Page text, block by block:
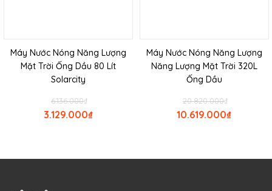
Máy Nước Nóng Năng Lượng
Mặt Trời Ống Dầu 80 Lít
Solarcity
₫
6.136.000
₫
3.129.000
Máy Nước Nóng Năng Lượng
Năng Lượng Mặt Trời 320L
Ống Dầu
₫
20.820.000
₫
10.619.000